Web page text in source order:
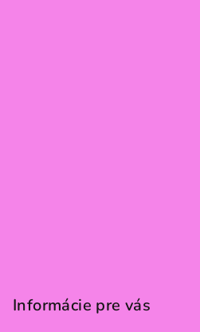
Informácie pre vás